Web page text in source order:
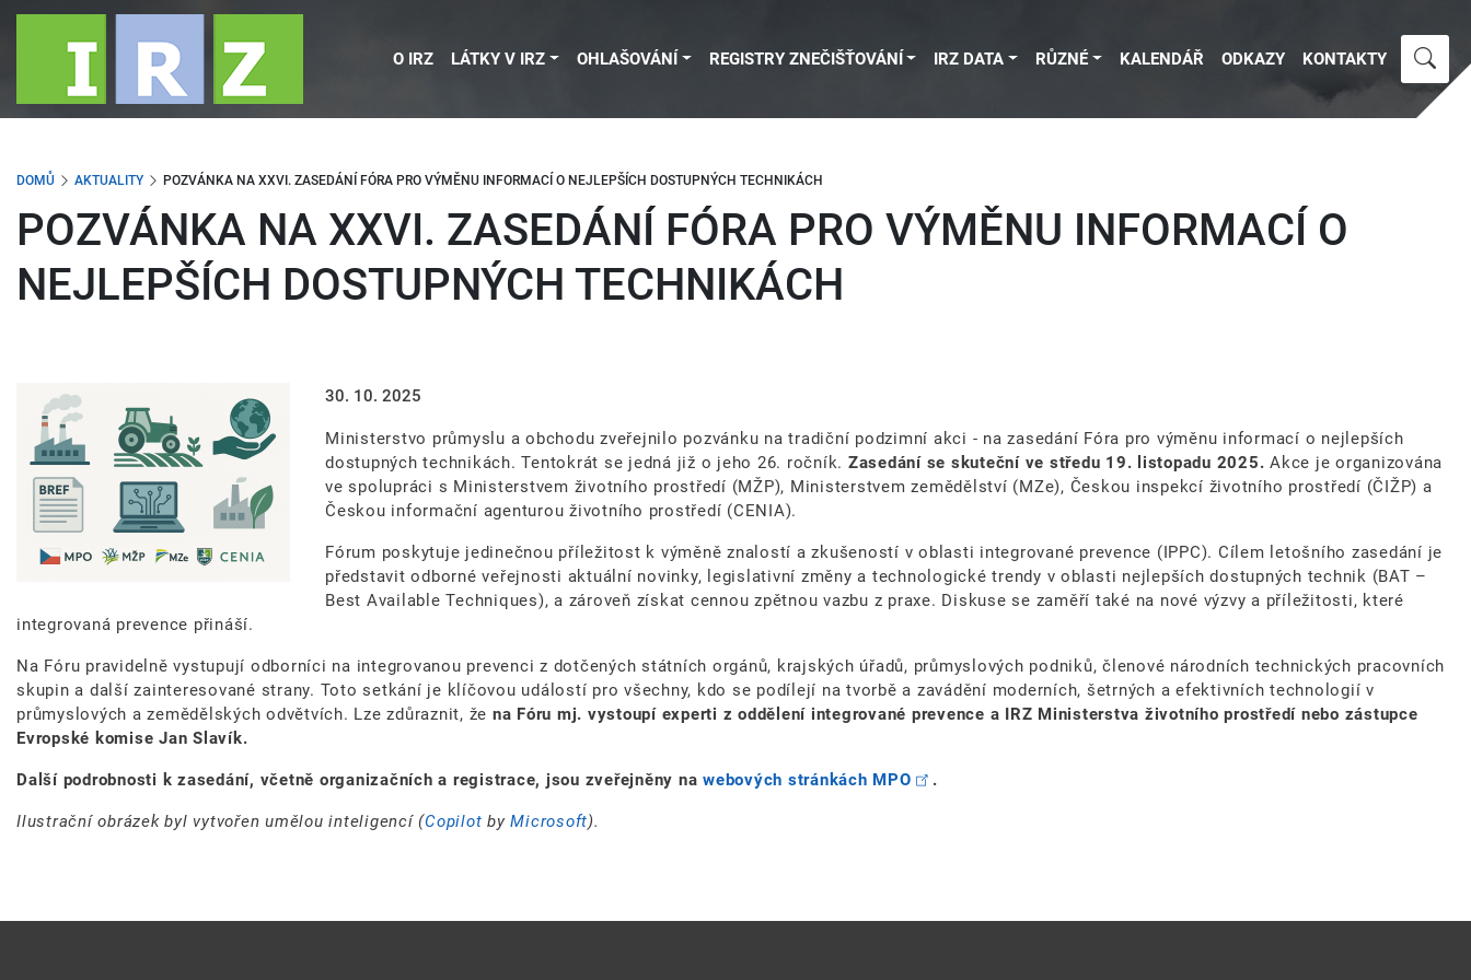
Přejít
O IRZ LÁTKY V IRZ OHLAŠOVÁNÍ REGISTRY ZNEČIŠŤOVÁNÍ IRZ DATA RŮZNÉ KALENDÁŘ ODKAZY KONTAKTY
DOMŮ AKTUALITY POZVÁNKA NA XXVI. ZASEDÁNÍ FÓRA PRO VÝMĚNU INFORMACÍ O NEJLEPŠÍCH DOSTUPNÝCH TECHNIKÁCH
POZVÁNKA NA XXVI. ZASEDÁNÍ FÓRA PRO VÝMĚNU INFORMACÍ O
NEJLEPŠÍCH DOSTUPNÝCH TECHNIKÁCH
Obrázek 30. 10. 2025
Ministerstvo průmyslu a obchodu zveřejnilo pozvánku na tradiční podzimní akci - na zasedání Fóra pro výměnu informací o nejlepších
dostupných technikách. Tentokrát se jedná již o jeho 26. ročník. Zasedání se skuteční ve středu 19. listopadu 2025. Akce je organizována
ve spolupráci s Ministerstvem životního prostředí (MŽP), Ministerstvem zemědělství (MZe), Českou inspekcí životního prostředí (ČIŽP) a
Českou informační agenturou životního prostředí (CENIA).
Fórum poskytuje jedinečnou příležitost k výměně znalostí a zkušeností v oblasti integrované prevence (IPPC). Cílem letošního zasedání je
představit odborné veřejnosti aktuální novinky, legislativní změny a technologické trendy v oblasti nejlepších dostupných technik (BAT –
Best Available Techniques), a zároveň získat cennou zpětnou vazbu z praxe. Diskuse se zaměří také na nové výzvy a příležitosti, které
integrovaná prevence přináší.
Na Fóru pravidelně vystupují odborníci na integrovanou prevenci z dotčených státních orgánů, krajských úřadů, průmyslových podniků, členové národních technických pracovních
skupin a další zainteresované strany. Toto setkání je klíčovou událostí pro všechny, kdo se podílejí na tvorbě a zavádění moderních, šetrných a efektivních technologií v
průmyslových a zemědělských odvětvích. Lze zdůraznit, že na Fóru mj. vystoupí experti z oddělení integrované prevence a IRZ Ministerstva životního prostředí nebo zástupce
Evropské komise Jan Slavík.
Další podrobnosti k zasedání, včetně organizačních a registrace, jsou zveřejněny na webových stránkách MPO .
Ilustrační obrázek byl vytvořen umělou inteligencí (Copilot byMicrosoft).